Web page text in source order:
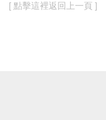
[ 點擊這裡返回上一頁 ]